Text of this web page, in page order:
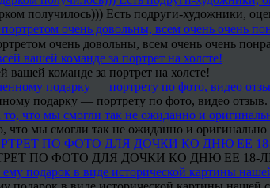
получилось))) Есть подруги-художники,
очень довольны, всем очень очень
вашей команде за портрет на холсте!
подарку — портрету по фото, видео отзыв.
что мы смогли так не ожиданно и
ПО ФОТО ДЛЯ ДОЧКИ КО ДНЮ ЕЕ 18-